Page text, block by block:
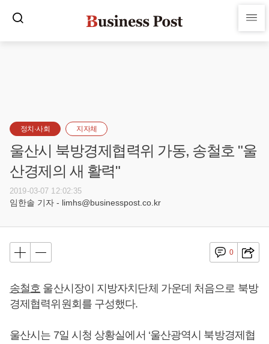
정치·사회 지자체
울산시 북방경제협력위 가동, 송철호 "울
산경제의 새 활력"
2019-03-07 12:02:35
임한솔 기자 - limhs@businesspost.co.kr
0
송철호 울산시장이 지방자치단체 가운데 처음으로 북방
경제협력위원회를 구성했다.
울산시는 7일 시청 상황실에서 ‘울산광역시 북방경제협